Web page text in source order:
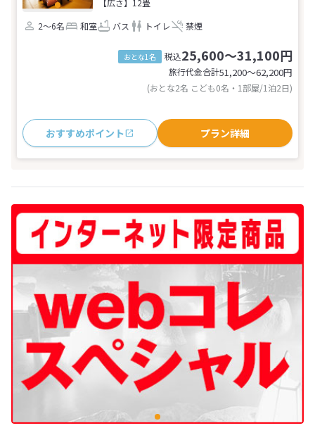
【広さ】12畳
2～6名
和室 バス トイレ 禁煙
おとな1名 税込25,600～31,100円
旅行代金合計51,200〜62,200円
(おとな2名 こども0名・1部屋/1泊2日)
おすすめポイント プラン詳細